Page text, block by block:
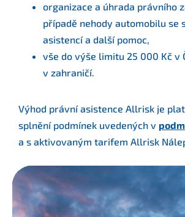
organizace a úhrada právního
případě nehody automobilu se
asistencí a další pomoc,
vše do výše limitu 25 000 Kč v
v zahraničí.
Výhod právní asistence Allrisk je
splnění podmínek uvedených v
a s aktivovaným tarifem Allrisk